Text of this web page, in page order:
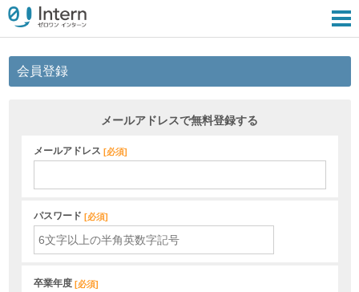
会員登録
メールアドレスで無料登録する
メールアドレス [必須]
パスワード [必須]
卒業年度 [必須]